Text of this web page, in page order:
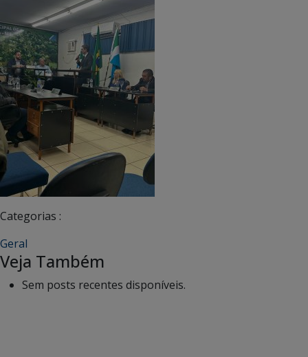
Categorias :
Geral
Veja Também
Sem posts recentes disponíveis.